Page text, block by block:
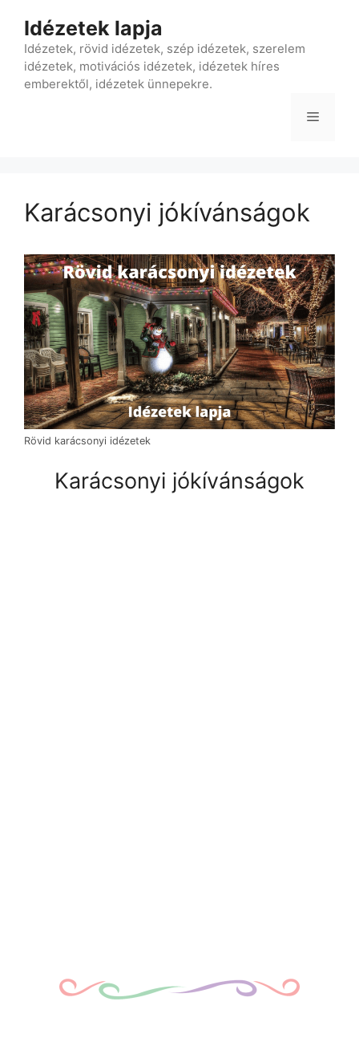
tartalomba
Idézetek lapja
Idézetek, rövid idézetek, szép idézetek, szerelem
idézetek, motivációs idézetek, idézetek híres
emberektől, idézetek ünnepekre.
Menü
Karácsonyi jókívánságok
Rövid karácsonyi idézetek
Karácsonyi jókívánságok